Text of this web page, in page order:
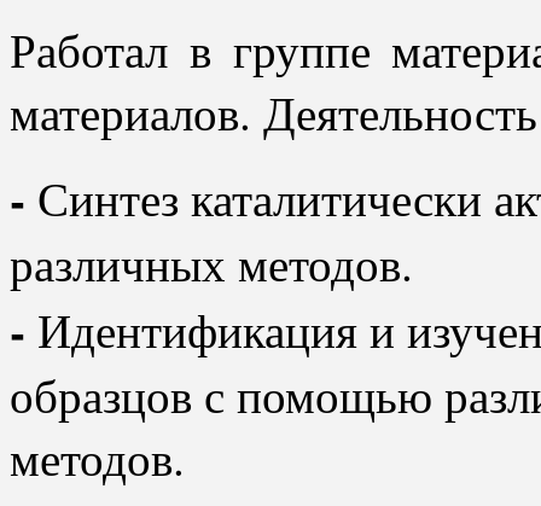
Работал в группе
материалов.
- Синтез каталитически
различных методов.
- Идентификация и
образцов с помощью
методов.